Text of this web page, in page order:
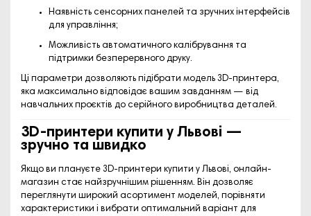
Наявність сенсорних панелей та зручних інтерфейсів
для управління;
Можливість автоматичного калібрування та
підтримки безперервного друку.
Ці параметри дозволяють підібрати модель 3D-принтера,
яка максимально відповідає вашим завданням — від
навчальних проєктів до серійного виробництва деталей.
3D-принтери купити у Львові —
зручно та швидко
Якщо ви плануєте 3D-принтери купити у Львові, онлайн-
магазин стає найзручнішим рішенням. Він дозволяє
переглянути широкий асортимент моделей, порівняти
характеристики і вибрати оптимальний варіант для